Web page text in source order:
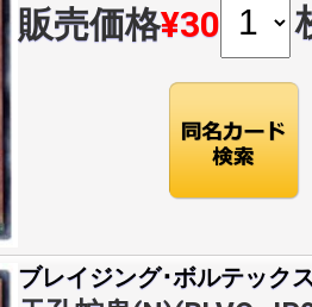
販売価格¥30
ブレイジング･ボルテック